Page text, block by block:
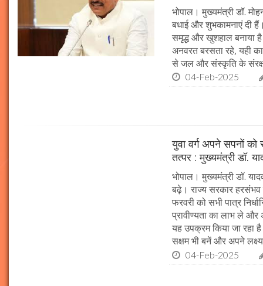
भोपाल। मुख्यमंत्री डॉ.
बधाई और शुभकामनाएं दी
समृद्ध और खुशहाल बनाया
अनवरत बरसता रहे, यही
से जल और संस्कृति के
04-Feb-2025
युवा वर्ग अपने सपनों
तत्पर : मुख्यमंत्री डॉ.
भोपाल। मुख्यमंत्री डॉ.
बढ़े। राज्य सरकार
फरवरी को सभी पात्र
प्रावीण्यता का लाभ ले और
यह उपक्रम किया जा रहा
सक्षम भी बनें और अपने
04-Feb-2025